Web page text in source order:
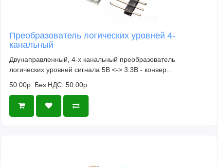
Преобразователь логических уровней 4-
канальный
Двунаправленный, 4-х канальный преобразователь
логических уровней сигнала 5В <-> 3.3В - конвер..
50.00р. Без НДС: 50.00р.